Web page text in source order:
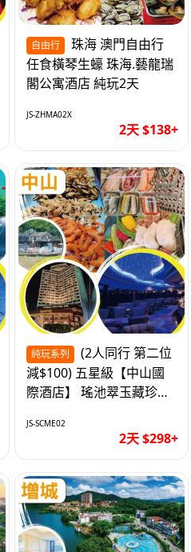
自由行
任食橫琴生蠔 珠海.藝龍瑞
閣公寓酒店 純玩2天
JS-ZHMA02X
2天 $138+
純玩系列
減$100) 五星級【中山國
際酒店】 瑤池翠玉藏珍盅
JS-SCME02
2天 $298+